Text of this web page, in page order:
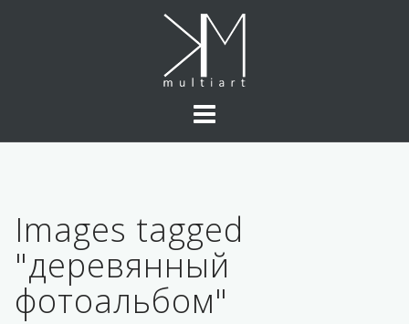
Images tagged
"деревянный
фотоальбом"